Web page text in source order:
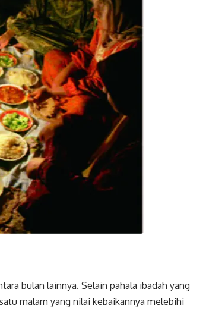
bulan lainnya. Selain pahala ibadah yang
malam yang nilai kebaikannya melebihi